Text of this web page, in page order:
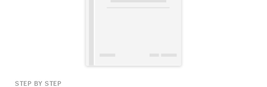
STEP BY STEP